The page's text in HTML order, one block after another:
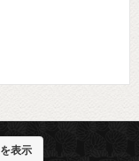
表示